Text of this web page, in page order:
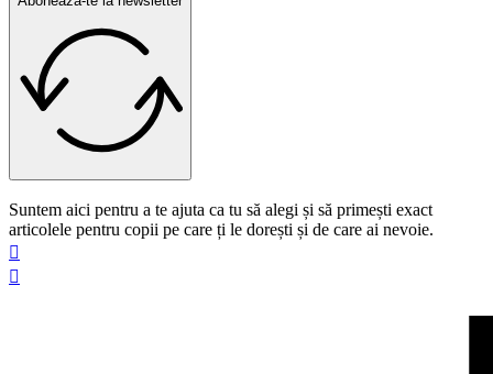
Suntem aici pentru a te ajuta ca tu să alegi și să primești exact
articolele pentru copii pe care ți le dorești și de care ai nevoie.